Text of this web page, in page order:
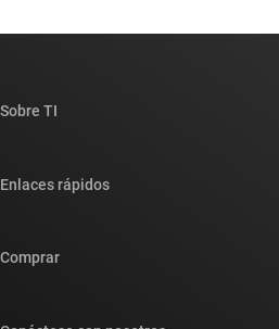
Sobre TI
Sala de redacción
Enlaces rápidos
Comprar